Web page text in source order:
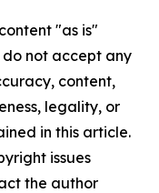
"as is"
not accept any
content,
legality, or
in this article.
issues
the author